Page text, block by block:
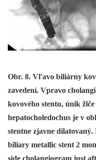
Obr. 8. Vľavo biliárny
zavedení. Vpravo
kovového stentu, únik
hepatocholedochus je v
stentne zjavne dilatovaný.
biliary metallic stent 2
side cholangiogram just